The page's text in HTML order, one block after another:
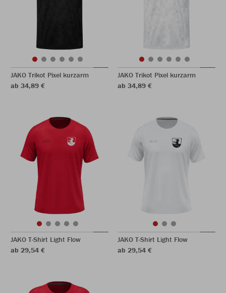
JAKO Trikot Pixel kurzarm
ab 34,89 €
JAKO Trikot Pixel kurzarm
ab 34,89 €
JAKO T-Shirt Light Flow
ab 29,54 €
JAKO T-Shirt Light Flow
ab 29,54 €